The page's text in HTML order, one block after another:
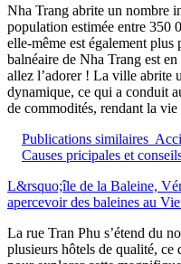
Nha Trang abrite un nombre
population estimée entre 350
elle-même est également
balnéaire de Nha Trang est
allez l’adorer ! La ville abrite
dynamique, ce qui a conduit
de commodités, rendant la
Publications similaires
Causes pricipales et
L&rsquo;île de la Baleine,
apercevoir des baleines au
La rue Tran Phu s’étend du
plusieurs hôtels de qualité,